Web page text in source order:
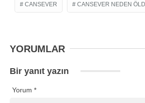
CANSEVER CANSEVER NEDEN
YORUMLAR
Bir yanıt yazın
Yorum *